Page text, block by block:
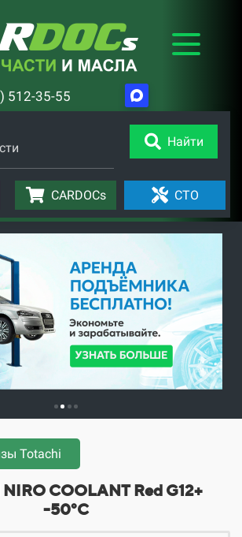
512-35-55
Найти
CARDOCs СТО
Totachi
COOLANT Red G12+
-50°C